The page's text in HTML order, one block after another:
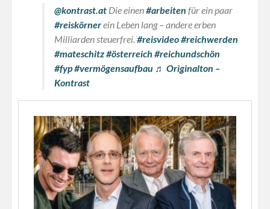
@kontrast.at Die einen#arbeiten für ein paar
#reiskörnerein Leben lang – andere erben
Milliarden steuerfrei. #reisvideo#reichwerden
#mateschitz#österreich #reichundschön
#fyp#vermögensaufbau ♬ Originalton –
Kontrast